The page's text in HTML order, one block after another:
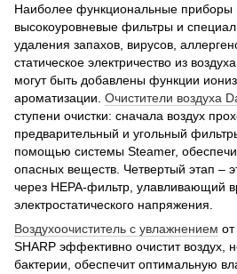
Наиболее функциональные приборы
высокоуровневые фильтры и
удаления запахов, вирусов,
статическое электричество из
могут быть добавлены функции
ароматизации. Очистители воздуха
ступени очистки: сначала воздух
предварительный и угольный
помощью системы Steamer,
опасных веществ. Четвертый этап –
через HEPA-фильтр, улавливающий
электростатического напряжения.
Воздухоочиститель с увлажнением
SHARP эффективно очистит воздух,
бактерии, обеспечит оптимальную